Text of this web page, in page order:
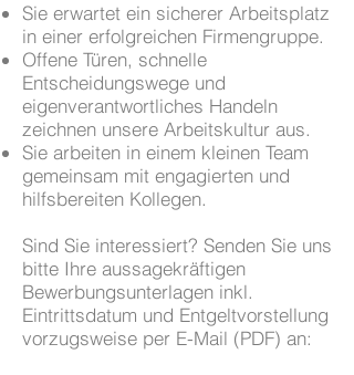
Sie erwartet ein sicherer Arbeitsplatz
in einer erfolgreichen Firmengruppe.
Offene Türen, schnelle
Entscheidungswege und
eigenverantwortliches Handeln
zeichnen unsere Arbeitskultur aus.
Sie arbeiten in einem kleinen Team
gemeinsam mit engagierten und
hilfsbereiten Kollegen.
Sind Sie interessiert? Senden Sie uns
bitte Ihre aussagekräftigen
Bewerbungsunterlagen inkl.
Eintrittsdatum und Entgeltvorstellung
vorzugsweise per E-Mail (PDF) an: